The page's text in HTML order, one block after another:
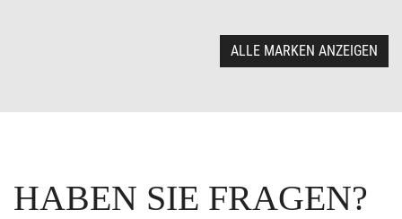
ALLE MARKEN ANZEIGEN
HABEN SIE FRAGEN?